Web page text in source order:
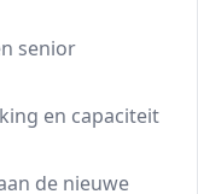
senior
en capaciteit
de nieuwe